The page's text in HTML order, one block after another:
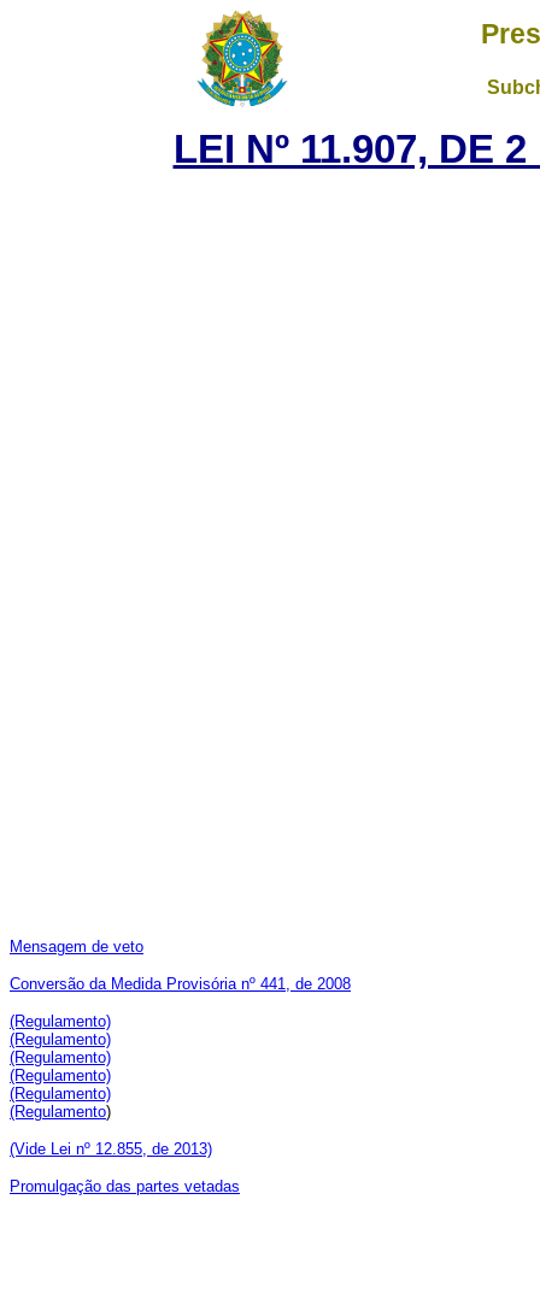
LEI Nº 11.907, DE
Mensagem de veto
Conversão da Medida Provisória nº 441, de 2008
(Regulamento)
(Regulamento)
(Regulamento)
(Regulamento)
(Regulamento)
(Regulamento)
(Vide Lei nº 12.855, de 2013)
Promulgação das partes vetadas